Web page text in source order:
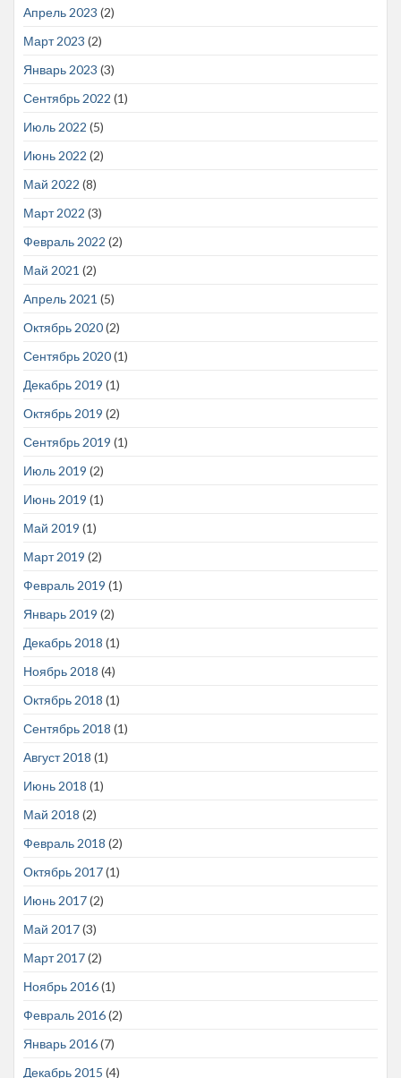
Апрель 2023 (2)
Март 2023 (2)
Январь 2023 (3)
Сентябрь 2022 (1)
Июль 2022 (5)
Июнь 2022 (2)
Май 2022 (8)
Март 2022 (3)
Февраль 2022 (2)
Май 2021 (2)
Апрель 2021 (5)
Октябрь 2020(2)
Сентябрь 2020(1)
Декабрь 2019 (1)
Октябрь 2019 (2)
Сентябрь 2019 (1)
Июль 2019 (2)
Июнь 2019 (1)
Май 2019 (1)
Март 2019 (2)
Февраль 2019 (1)
Январь 2019 (2)
Декабрь 2018 (1)
Ноябрь 2018 (4)
Октябрь 2018 (1)
Сентябрь 2018 (1)
Август 2018 (1)
Июнь 2018 (1)
Май 2018 (2)
Февраль 2018 (2)
Октябрь 2017(1)
Июнь 2017(2)
Май 2017(3)
Март 2017(2)
Ноябрь 2016(1)
Февраль 2016(2)
Январь 2016(7)
Декабрь 2015 (4)